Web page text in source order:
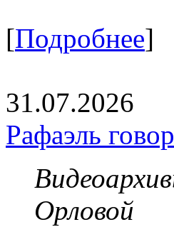
[Подробнее]
31.07.2026
Рафаэль
Орловой